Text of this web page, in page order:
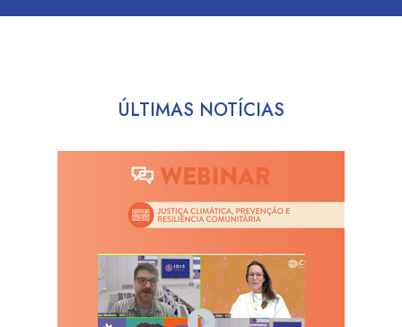
ÚLTIMAS NOTÍCIAS